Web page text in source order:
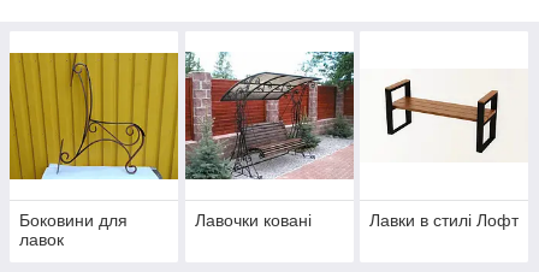
Для будь-яких місць відпочинку
Боковини для
лавок
Лавочки ковані Лавки в стилі Лофт